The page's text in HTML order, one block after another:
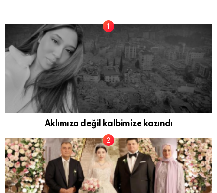
Aklımıza değil kalbimize kazındı